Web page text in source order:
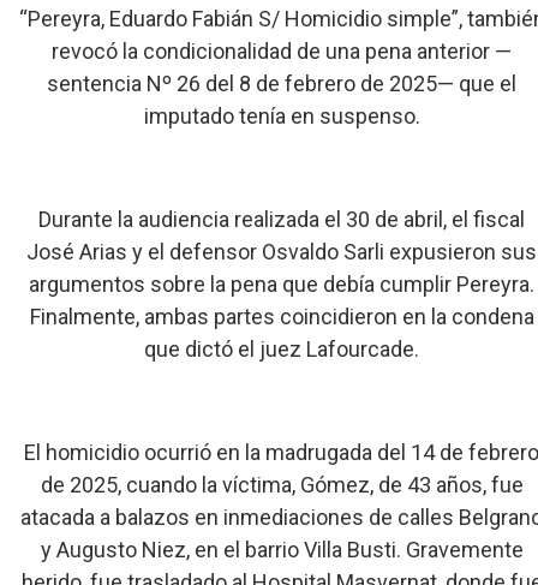
“Pereyra, Eduardo Fabián S/ Homicidio simple”,
revocó la condicionalidad de una pena anterior —
sentencia Nº 26 del 8 de febrero de 2025— que el
imputado tenía en suspenso.
Durante la audiencia realizada el 30 de abril, el fiscal
José Arias y el defensor Osvaldo Sarli expusieron sus
argumentos sobre la pena que debía cumplir Pereyra.
Finalmente, ambas partes coincidieron en la condena
que dictó el juez Lafourcade.
El homicidio ocurrió en la madrugada del 14 de
de 2025, cuando la víctima, Gómez, de 43 años, fue
atacada a balazos en inmediaciones de calles
y Augusto Niez, en el barrio Villa Busti. Gravemente